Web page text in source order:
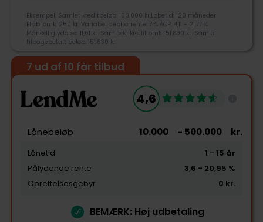
Eksempel: Samlet kreditbeløb: 100.000 kr.Løbetid: 120 måneder
Etabl.omk.1250 kr. Variabel debitorrente: 7 % ÅOP: 4,11 - 21,77 %
Månedlig ydelse: 11,61 kr. Samlede kredit omk.: 51.830 kr. Samlet
tilbagebetalt beløb: 151.830 kr.
4,2
Tilgængelighed
Kundeservice
7 ud af 10 får tilbud
4,6
Lånebeløb 10.000 - 500.000 kr.
Lånetid 1 - 15 år
Pålydende rente
3,6 - 20,95 %
Oprettelsesgebyr
0 kr.
BEMÆRK: Høj udbetaling